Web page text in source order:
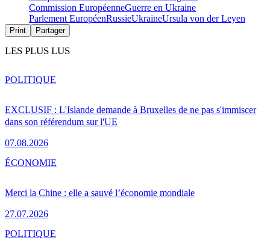
Commission EuropéenneGuerre en Ukraine
Parlement EuropéenRussieUkraineUrsula von der Leyen
Print Partager
LES PLUS LUS
EXCLUSIF : L'Islande demande à Bruxelles de ne pas s'immiscer
dans son référendum sur l'UE
07.08.2026
POLITIQUE
Merci la Chine : elle a sauvé l’économie mondiale
27.07.2026
ÉCONOMIE
POLITIQUE